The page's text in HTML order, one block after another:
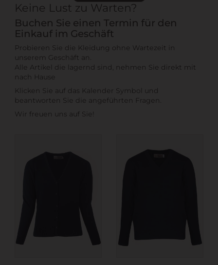
Keine Lust zu Warten?
Buchen Sie einen Termin für den
Einkauf im Geschäft
Probieren Sie die Kleidung ohne Wartezeit in
unserem Geschäft an.
Alle Artikel die lagernd sind, nehmen Sie direkt mit
nach Hause
Klicken Sie auf das Kalender Symbol und
beantworten Sie die angeführten Fragen.
Wir freuen uns auf Sie!